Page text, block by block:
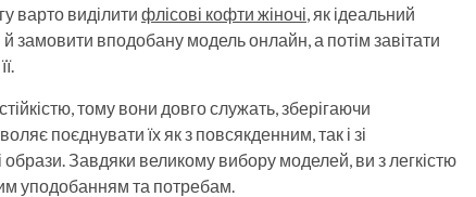
варто виділити флісові кофти жіночі , як ідеальний
замовити вподобану модель онлайн, а потім завітати
тому вони довго служать, зберігаючи
поєднувати їх як з повсякденним, так і зі
Завдяки великому вибору моделей, ви з легкістю
уподобанням та потребам.